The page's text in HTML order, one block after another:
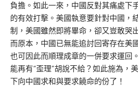
負擔。如此一來，中國反對其痛處下
的有效打擊。美國執意要針對中國，
制，美國雖然即將畢命，卻又豈敢哭
而原本，中國已無能追討回寄存在美
也可因此而順理成章的一併要求運回
能再有“歪理”胡說不給？如此施為，
下向中國求和與要求饒命的份了！